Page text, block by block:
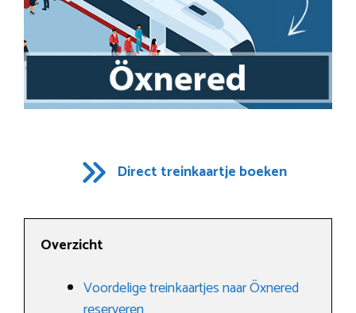
Direct treinkaartje boeken
Overzicht
Voordelige treinkaartjes naar Öxnered